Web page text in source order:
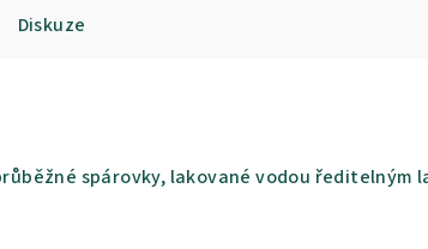
Diskuze
spárovky, lakované vodou ředitelným